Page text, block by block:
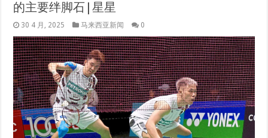
的主要绊脚石|星星
30 4 月, 2025 马来西亚新闻 0